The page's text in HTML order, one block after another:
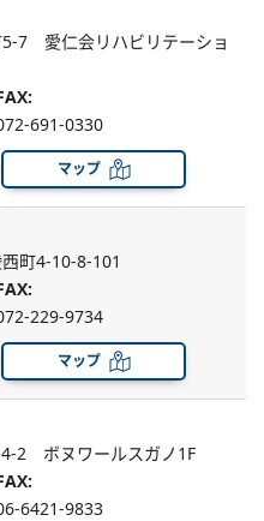
7 愛仁会リハビリテーショ
691-0330
マップ
町4-10-8-101
229-9734
マップ
2 ボヌワールスガノ1F
6421-9833